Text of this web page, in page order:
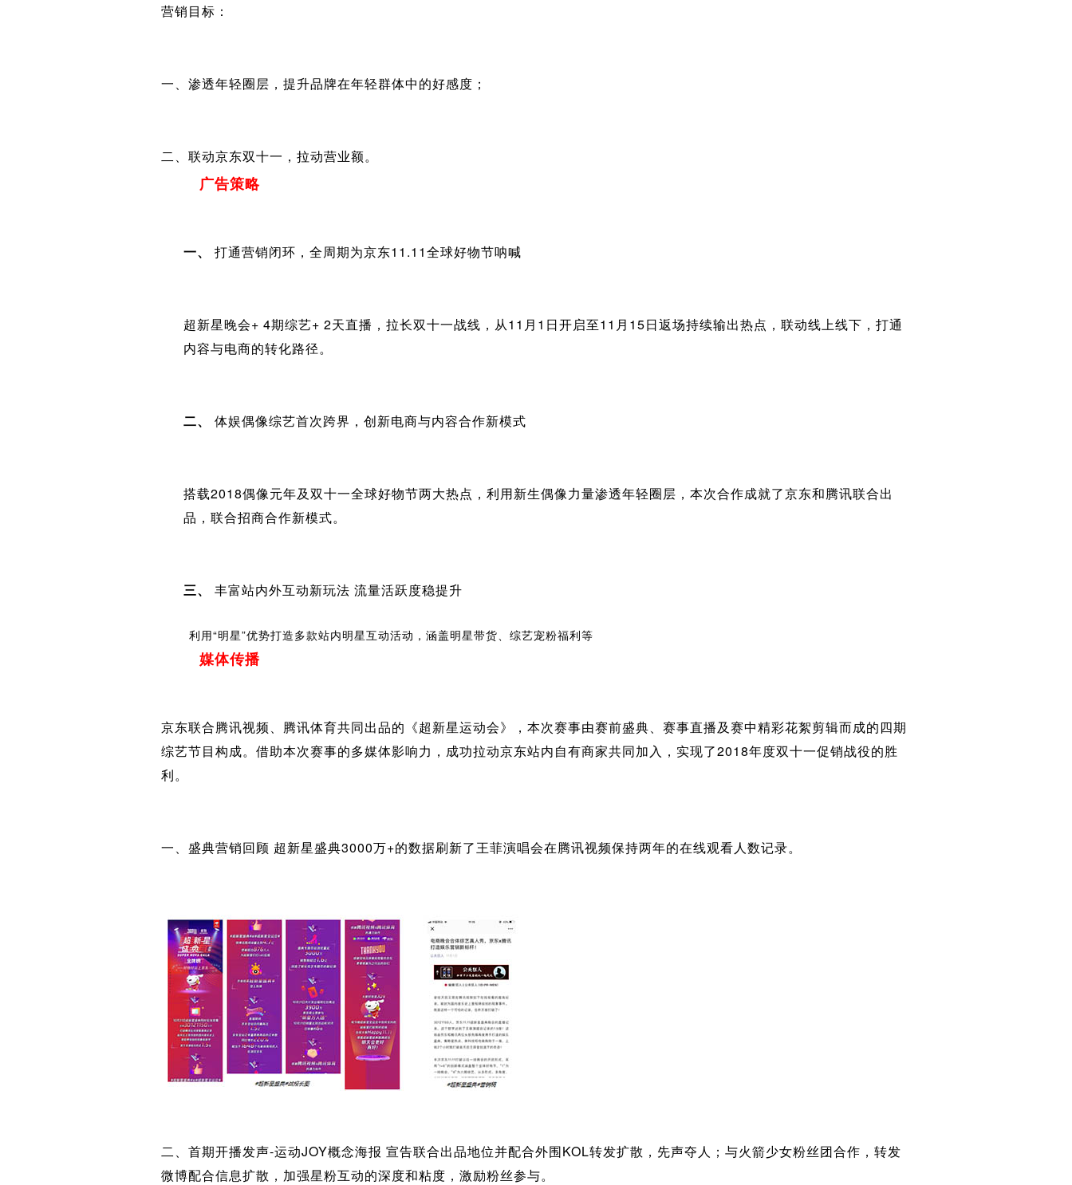
营销目标：
一、渗透年轻圈层，提升品牌在年轻群体中的好感度；
二、联动京东双十一，拉动营业额。
广告策略
一、 打通营销闭环，全周期为京东11.11全球好物节呐喊
超新星晚会+ 4期综艺+ 2天直播，拉长双十一战线，从11月1日开启至11月15日返场持续输出热点，联动线上线下，打通
内容与电商的转化路径。
二、 体娱偶像综艺首次跨界，创新电商与内容合作新模式
搭载2018偶像元年及双十一全球好物节两大热点，利用新生偶像力量渗透年轻圈层，本次合作成就了京东和腾讯联合出
品，联合招商合作新模式。
三、 丰富站内外互动新玩法 流量活跃度稳提升
利用“明星”优势打造多款站内明星互动活动，涵盖明星带货、综艺宠粉福利等
媒体传播
京东联合腾讯视频、腾讯体育共同出品的《超新星运动会》，本次赛事由赛前盛典、赛事直播及赛中精彩花絮剪辑而成的四期
综艺节目构成。借助本次赛事的多媒体影响力，成功拉动京东站内自有商家共同加入，实现了2018年度双十一促销战役的胜
利。
一、盛典营销回顾 超新星盛典3000万+的数据刷新了王菲演唱会在腾讯视频保持两年的在线观看人数记录。
二、首期开播发声-运动JOY概念海报 宣告联合出品地位并配合外围KOL转发扩散，先声夺人；与火箭少女粉丝团合作，转发
微博配合信息扩散，加强星粉互动的深度和粘度，激励粉丝参与。